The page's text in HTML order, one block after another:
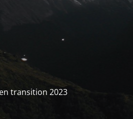
transition 2023